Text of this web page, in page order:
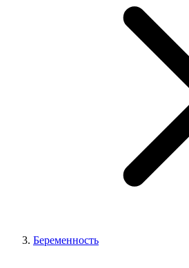
Беременность